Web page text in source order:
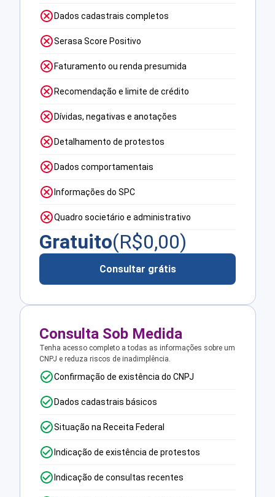
Dados cadastrais completos
Serasa Score Positivo
Faturamento ou renda presumida
Recomendação e limite de crédito
Dívidas, negativas e anotações
Detalhamento de protestos
Dados comportamentais
Informações do SPC
Quadro societário e administrativo
Gratuito(R$0,00)
Consultar grátis
Consulta Sob Medida
Tenha acesso completo a todas as informações sobre um
CNPJ e reduza riscos de inadimplência.
Confirmação de existência do CNPJ
Dados cadastrais básicos
Situação na Receita Federal
Indicação de existência de protestos
Indicação de consultas recentes